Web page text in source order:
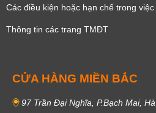
Các điều kiện hoặc hạn chế trong
Thông tin các trang TMĐT
CỬA HÀNG MIỀN BẮC
97 Trần Đại Nghĩa, P.Bạch Mai,